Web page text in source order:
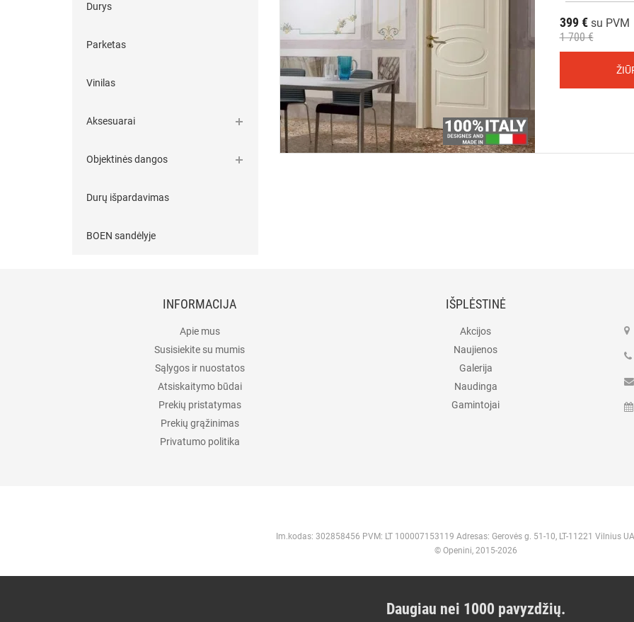
Durys
Parketas
Vinilas
Aksesuarai
Objektinės dangos
Durų išpardavimas
BOEN sandėlyje
399 € su PVM
1 700 €
INFORMACIJA
Apie mus
Susisiekite su mumis
Sąlygos ir nuostatos
Atsiskaitymo būdai
Prekių pristatymas
Prekių grąžinimas
Privatumo politika
IŠPLĖSTINĖ
Akcijos
Naujienos
Galerija
Naudinga
Gamintojai
Im.kodas: 302858456 PVM: LT 100007153119 Adresas: Gerovės g. 51-10, LT-11221 Vilnius
© Openini, 2015-2026
Daugiau nei 1000 pavyzdžių.